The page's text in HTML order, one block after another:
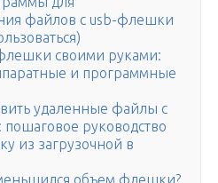
файлов с usb-флешки
своими руками:
и программные
удаленные файлы с
руководство
из загрузочной в
объем флешки?